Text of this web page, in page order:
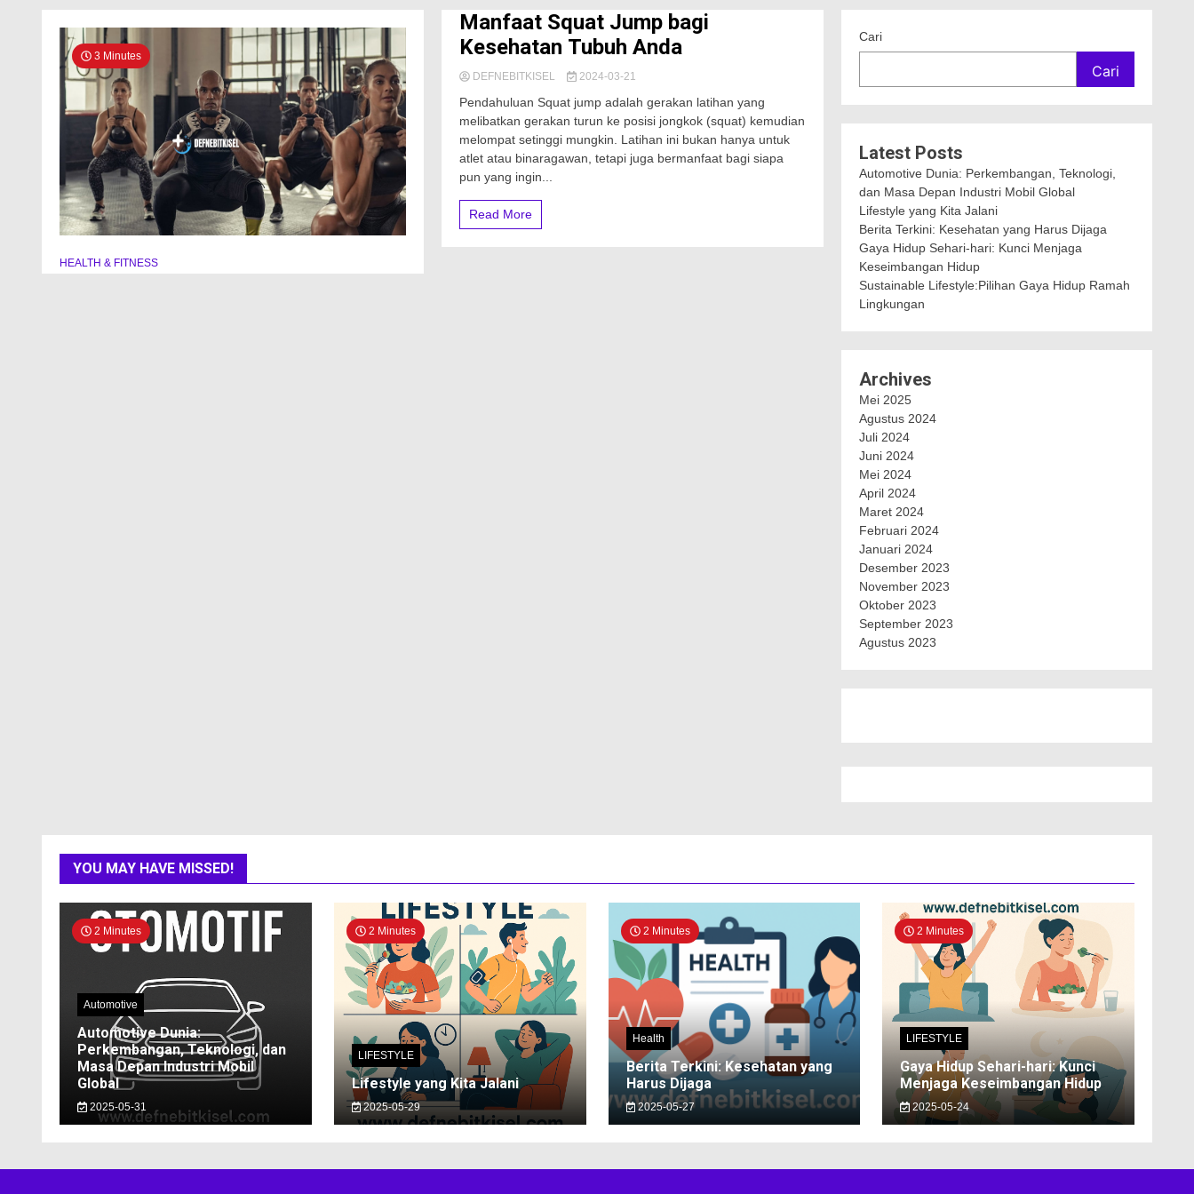
3 Minutes
HEALTH & FITNESS
Manfaat Squat Jump bagi
Kesehatan Tubuh Anda
DEFNEBITKISEL 2024-03-21
Pendahuluan Squat jump adalah gerakan latihan yang
melibatkan gerakan turun ke posisi jongkok (squat) kemudian
melompat setinggi mungkin. Latihan ini bukan hanya untuk
atlet atau binaragawan, tetapi juga bermanfaat bagi siapa
pun yang ingin...
Read More
Cari
Cari
Latest Posts
Automotive Dunia: Perkembangan, Teknologi,
dan Masa Depan Industri Mobil Global
Lifestyle yang Kita Jalani
Berita Terkini: Kesehatan yang Harus Dijaga
Gaya Hidup Sehari-hari: Kunci Menjaga
Keseimbangan Hidup
Sustainable Lifestyle:Pilihan Gaya Hidup Ramah
Lingkungan
Archives
Mei 2025
Agustus 2024
Juli 2024
Juni 2024
Mei 2024
April 2024
Maret 2024
Februari 2024
Januari 2024
Desember 2023
November 2023
Oktober 2023
September 2023
Agustus 2023
YOU MAY HAVE MISSED!
2 Minutes
Automotive
Automotive Dunia:
Perkembangan, Teknologi, dan
Masa Depan Industri Mobil
Global
2025-05-31
2 Minutes
LIFESTYLE
Lifestyle yang Kita Jalani
2025-05-29
2 Minutes
Health
Berita Terkini: Kesehatan yang
Harus Dijaga
2025-05-27
2 Minutes
LIFESTYLE
Gaya Hidup Sehari-hari: Kunci
Menjaga Keseimbangan Hidup
2025-05-24